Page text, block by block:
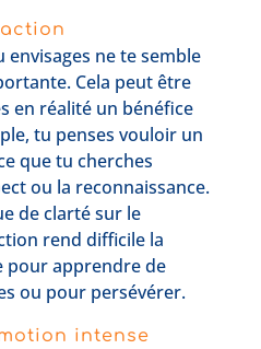
envisages ne te semble
Cela peut être
en réalité un bénéfice
tu penses vouloir un
que tu cherches
ou la reconnaissance.
de clarté sur le
rend difficile la
pour apprendre de
ou pour persévérer.
intense